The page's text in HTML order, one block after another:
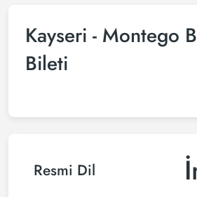
Kayseri - Montego
Bileti
Resmi Dil